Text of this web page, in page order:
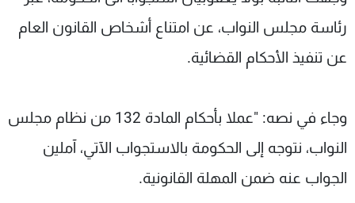
رئاسة مجلس النواب، عن امتناع أشخاص القانون العام
عن تنفيذ الأحكام القضائية.
وجاء في نصه: "عملا بأحكام المادة 132 من نظام مجلس
النواب، نتوجه إلى الحكومة بالاستجواب الآتي، آملين
الجواب عنه ضمن المهلة القانونية.
شاهد البرامج
الترددات
لاعلاناتكم
شروط الإسـتخدام
سياسة الخصوصية